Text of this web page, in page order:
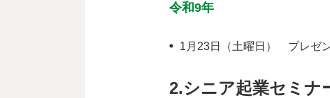
令和9年
1月23日（土曜日） プレゼ
2.シニア起業セミナ